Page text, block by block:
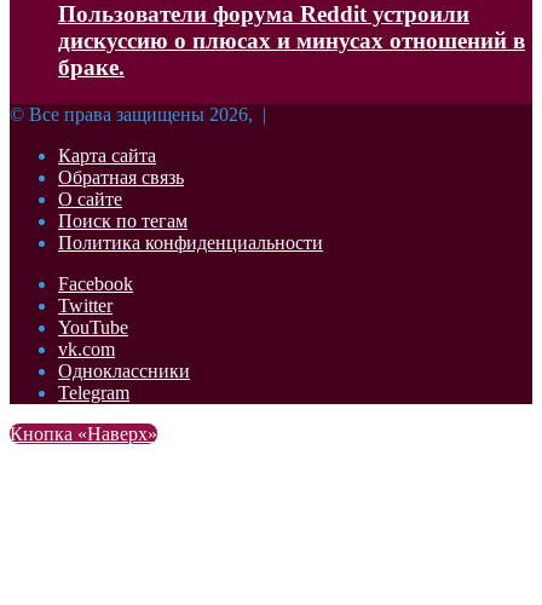
Пользователи форума Reddit устроили
дискуссию о плюсах и минусах отношений в
браке.
© Все права защищены 2026, |
Карта сайта
Обратная связь
О сайте
Поиск по тегам
Политика конфиденциальности
Facebook
Twitter
YouTube
vk.com
Одноклассники
Telegram
Кнопка «Наверх»